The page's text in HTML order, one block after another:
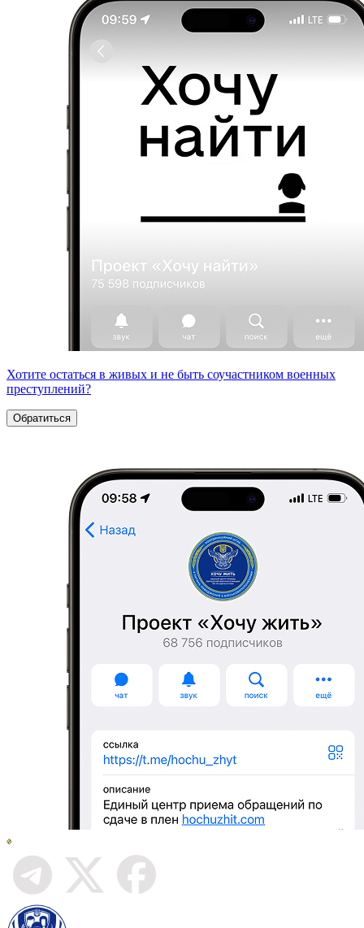
Хотите остаться в живых и не быть соучастником военных
преступлений?
Обратиться